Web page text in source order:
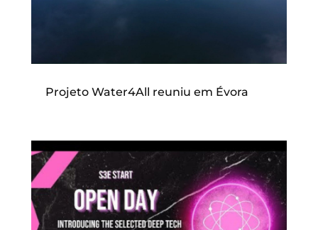
Projeto Water4All reuniu em Évora